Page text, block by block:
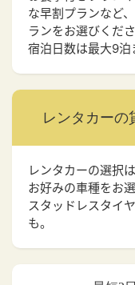
な早割プランなど
ランをお選びくださ
宿泊日数は最大9泊
レンタカーの
レンタカーの選択
お好みの車種をお
スタッドレスタイ
も。